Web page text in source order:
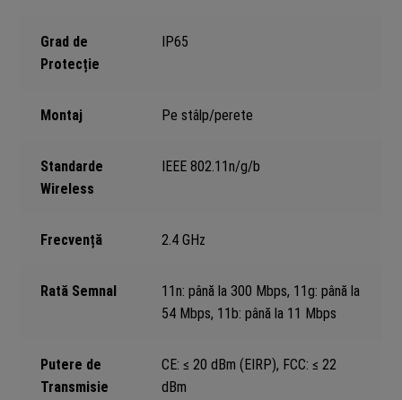
Grad de
Protecție
IP65
Montaj Pe stâlp/perete
Standarde
Wireless
IEEE 802.11n/g/b
Frecvență 2.4 GHz
Rată Semnal
11n: până la 300 Mbps, 11g: până la
54 Mbps, 11b: până la 11 Mbps
Putere de
Transmisie
CE: ≤ 20 dBm (EIRP), FCC: ≤ 22
dBm